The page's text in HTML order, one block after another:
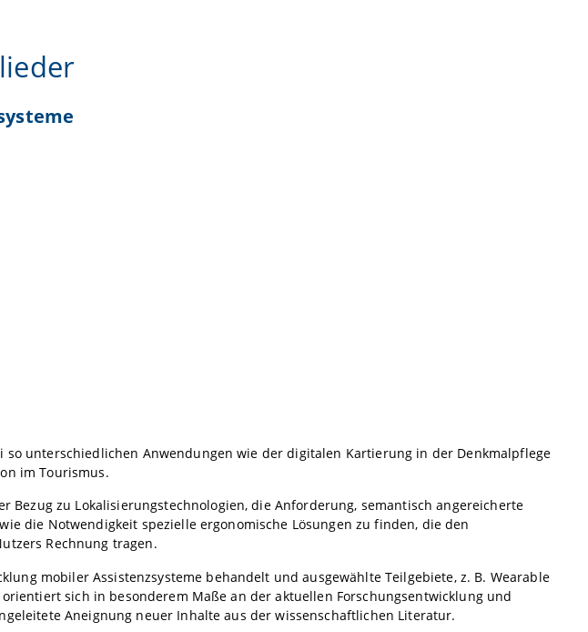
unterschiedlichen Anwendungen wie der digitalen Kartierung in der Denkmalpflege
im Tourismus.
Bezug zu Lokalisierungstechnologien, die Anforderung, semantisch angereicherte
die Notwendigkeit spezielle ergonomische Lösungen zu finden, die den
Rechnung tragen.
mobiler Assistenzsysteme behandelt und ausgewählte Teilgebiete, z. B. Wearable
sich in besonderem Maße an der aktuellen Forschungsentwicklung und
Aneignung neuer Inhalte aus der wissenschaftlichen Literatur.